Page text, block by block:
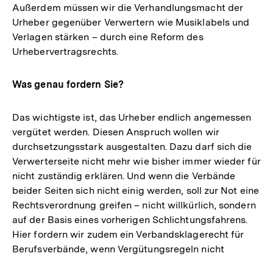
Außerdem müssen wir die Verhandlungsmacht der
Urheber gegenüber Verwertern wie Musiklabels und
Verlagen stärken – durch eine Reform des
Urhebervertragsrechts.
Was genau fordern Sie?
Das wichtigste ist, das Urheber endlich angemessen
vergütet werden. Diesen Anspruch wollen wir
durchsetzungsstark ausgestalten. Dazu darf sich die
Verwerterseite nicht mehr wie bisher immer wieder für
nicht zuständig erklären. Und wenn die Verbände
beider Seiten sich nicht einig werden, soll zur Not eine
Rechtsverordnung greifen – nicht willkürlich, sondern
auf der Basis eines vorherigen Schlichtungsfahrens.
Hier fordern wir zudem ein Verbandsklagerecht für
Berufsverbände, wenn Vergütungsregeln nicht